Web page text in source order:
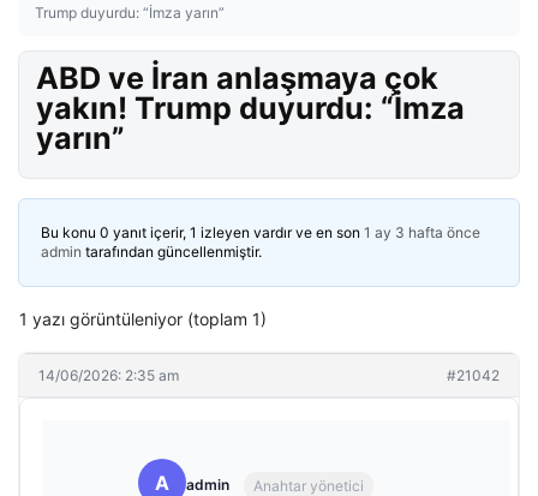
Trump duyurdu: “İmza yarın”
ABD ve İran anlaşmaya çok
yakın! Trump duyurdu: “İmza
yarın”
Bu konu 0 yanıt içerir, 1 izleyen vardır ve en son 1 ay 3 hafta önce
admin tarafından güncellenmiştir.
1 yazı görüntüleniyor (toplam 1)
14/06/2026: 2:35 am #21042
A admin Anahtar yönetici